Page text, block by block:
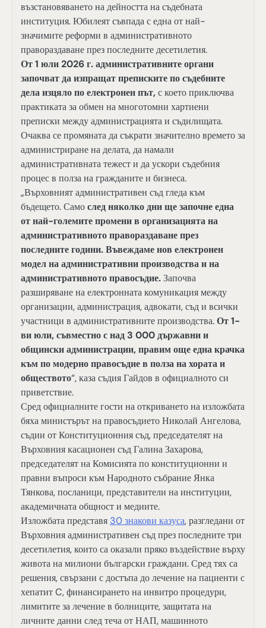
възстановяването на дейността на съдебната
институция. Юбилеят съвпада с една от най-
значимите реформи в административното
правораздаване през последните десетилетия.
От 1 юли 2026 г. административните органи
започват да изпращат преписките по съдебните
дела изцяло по електронен път,с което приключва
практиката за обмен на многотомни хартиени
преписки между администрацията и съдилищата.
Очаква се промяната да съкрати значително времето за
администриране на делата, да намали
административната тежест и да ускори съдебния
процес в полза на гражданите и бизнеса.
„Върховният административен съд гледа към
бъдещето. Самослед няколко дни ще започне една
от най-големите промени в организацията на
административното правораздаване през
последните години. Въвеждаме нов електронен
модел на административни производства и на
административното правосъдие.Започва
разширяване на електронната комуникация между
организации, администрация, адвокати, съд и всички
участници в административните производства.От 1-
ви юли, съвместно с над 3 000 държавни и
общински администрации, правим още една крачка
към по модерно правосъдие в полза на хората и
обществото“, каза съдия Гайдов в официалното си
приветствие.
Сред официалните гости на откриването на изложбата
бяха министърът на правосъдието Николай Ангелова,
съдии от Конституционния съд, председателят на
Върховния касационен съд Галина Захарова,
председателят на Комисията по конституционни и
правни въпроси към Народното събрание Янка
Тянкова, посланици, представители на институции,
академичната общност и медиите.
Изложбата представя 30 знакови казуса, разгледани от
Върховния административен съд през последните три
десетилетия, които са оказали пряко въздействие върху
живота на милиони български граждани. Сред тях са
решения, свързани с достъпа до лечение на пациенти с
хепатит C, финансирането на инвитро процедури,
лимитите за лечение в болниците, защитата на
личните данни след теча от НАП, машинното